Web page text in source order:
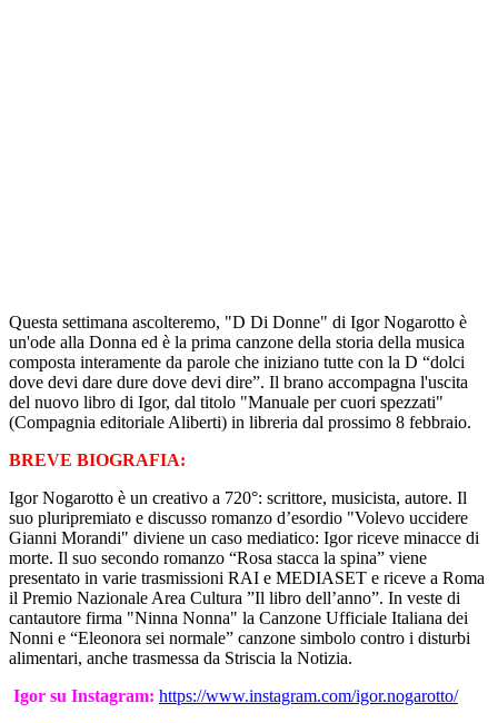
Questa settimana ascolteremo, "D Di Donne" di Igor Nogarotto è
un'ode alla Donna ed è la prima canzone della storia della musica
composta interamente da parole che iniziano tutte con la D “dolci
dove devi dare dure dove devi dire”. Il brano accompagna l'uscita
del nuovo libro di Igor, dal titolo "Manuale per cuori spezzati"
(Compagnia editoriale Aliberti) in libreria dal prossimo 8 febbraio.
BREVE BIOGRAFIA:
Igor Nogarotto è un creativo a 720°: scrittore, musicista, autore. Il
suo pluripremiato e discusso romanzo d’esordio "Volevo uccidere
Gianni Morandi" diviene un caso mediatico: Igor riceve minacce di
morte. Il suo secondo romanzo “Rosa stacca la spina” viene
presentato in varie trasmissioni RAI e MEDIASET e riceve a Roma
il Premio Nazionale Area Cultura ”Il libro dell’anno”. In veste di
cantautore firma "Ninna Nonna" la Canzone Ufficiale Italiana dei
Nonni e “Eleonora sei normale” canzone simbolo contro i disturbi
alimentari, anche trasmessa da Striscia la Notizia.
Igor su Instagram: https://www.instagram.com/igor.nogarotto/